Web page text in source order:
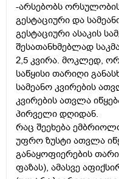
-არსებობს
გესტაციური და
გესტაციური ასაკის
შესათანხმებლად
2,5 კვირა. მოკლედ,
საწყისი თარიღი
სამეანო კვირების
კვირების ათვლა
პირველი დღიდან.
რაც შეეხება
უფრო ზუსტი ათვლა
განაყოფიერების
ფაზას), ამასვე